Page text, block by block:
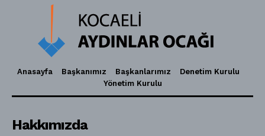
Anasayfa Başkanımız Başkanlarımız
Denetim Kurulu
Yönetim Kurulu
Hakkımızda